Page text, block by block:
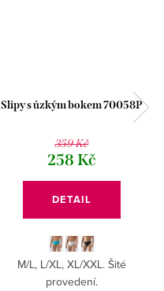
Slipy s úzkým bokem 70058P
359 Kč
258 Kč
DETAIL
M/L, L/XL, XL/XXL. Šité
provedení.